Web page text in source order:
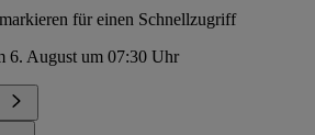
für einen Schnellzugriff
6. August um 07:30 Uhr